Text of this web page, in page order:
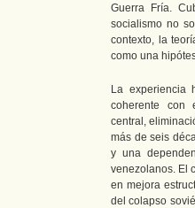
Guerra Fría.
socialismo no
contexto, la
como una
La experiencia
coherente con
central,
más de seis
y una
venezolanos. El
en mejora
del colapso